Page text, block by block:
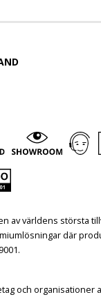
av världens största
där
och organisationer